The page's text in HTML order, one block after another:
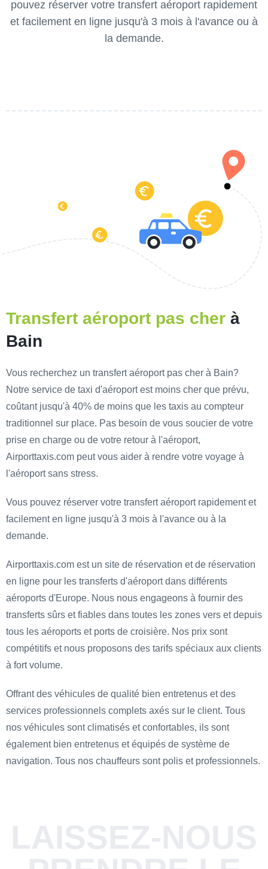
pouvez réserver votre transfert aéroport rapidement
et facilement en ligne jusqu'à 3 mois à l'avance ou à
la demande.
Transfert aéroport pas cher à
Bain
Vous recherchez un transfert aéroport pas cher à Bain?
Notre service de taxi d'aéroport est moins cher que prévu,
coûtant jusqu'à 40% de moins que les taxis au compteur
traditionnel sur place. Pas besoin de vous soucier de votre
prise en charge ou de votre retour à l'aéroport,
Airporttaxis.com peut vous aider à rendre votre voyage à
l'aéroport sans stress.
Vous pouvez réserver votre transfert aéroport rapidement et
facilement en ligne jusqu'à 3 mois à l'avance ou à la
demande.
Airporttaxis.com est un site de réservation et de réservation
en ligne pour les transferts d'aéroport dans différents
aéroports d'Europe. Nous nous engageons à fournir des
transferts sûrs et fiables dans toutes les zones vers et depuis
tous les aéroports et ports de croisière. Nos prix sont
compétitifs et nous proposons des tarifs spéciaux aux clients
à fort volume.
Offrant des véhicules de qualité bien entretenus et des
services professionnels complets axés sur le client. Tous
nos véhicules sont climatisés et confortables, ils sont
également bien entretenus et équipés de système de
navigation. Tous nos chauffeurs sont polis et professionnels.